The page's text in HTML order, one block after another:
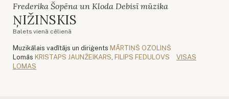
Frederika Šopēna un Kloda Debisī mūzika
ŅIŽINSKIS
Balets vienā cēlienā
Muzikālais vadītājs un diriģents MĀRTIŅŠ OZOLIŅŠ
Lomās KRISTAPS JAUNŽEIKARS FILIPS FEDULOVS
VISAS
LOMAS